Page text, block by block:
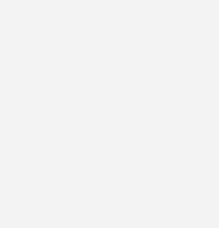
die Schaltflächen um